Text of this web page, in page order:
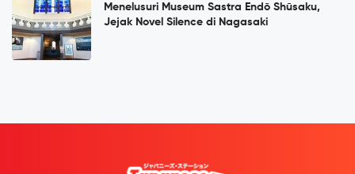
Menelusuri Museum Sastra Endō Shūsaku,
Jejak Novel Silence di Nagasaki